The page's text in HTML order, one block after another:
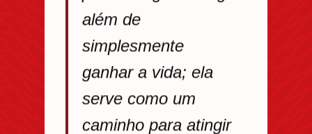
além de
simplesmente
ganhar a vida; ela
serve como um
caminho para atingir